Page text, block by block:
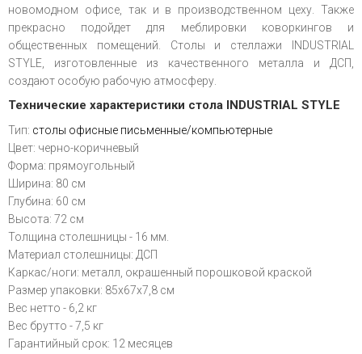
новомодном офисе, так и в производственном цеху. Также
прекрасно подойдет для меблировки коворкингов и
общественных помещений. Столы и стеллажи INDUSTRIAL
STYLE, изготовленные из качественного металла и ДСП,
создают особую рабочую атмосферу.
Технические характеристики стола INDUSTRIAL STYLE
Тип: столы офисные письменные/компьютерные
Цвет: черно-коричневый
Форма: прямоугольный
Ширина: 80 см
Глубина: 60 см
Высота: 72 см
Толщина столешницы - 16 мм.
Материал столешницы: ДСП
Каркас/ноги: металл, окрашенный порошковой краской
Размер упаковки: 85x67x7,8 см
Вес нетто - 6,2 кг
Вес брутто - 7,5 кг
Гарантийный срок: 12 месяцев